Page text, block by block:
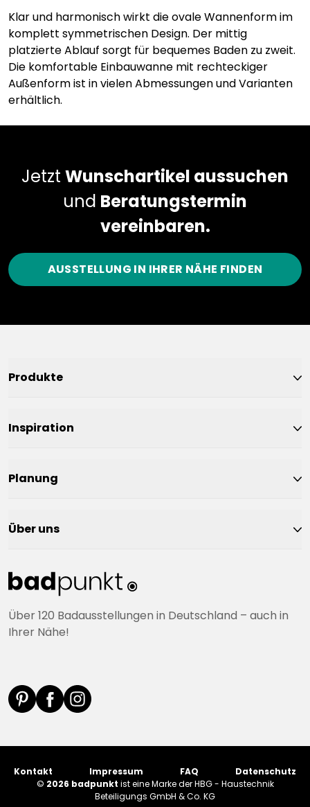
Klar und harmonisch wirkt die ovale Wannenform im
komplett symmetrischen Design. Der mittig
platzierte Ablauf sorgt für bequemes Baden zu zweit.
Die komfortable Einbauwanne mit rechteckiger
Außenform ist in vielen Abmessungen und Varianten
erhältlich.
Jetzt Wunschartikel aussuchen
und Beratungstermin
vereinbaren.
AUSSTELLUNG IN IHRER NÄHE FINDEN
Über 120 Badausstellungen in Deutschland – auch in
Ihrer Nähe!
Produkte
Inspiration
Planung
Über uns
© 2026 badpunkt ist eine Marke der HBG - Haustechnik
Beteiligungs GmbH & Co. KG
Kontakt Impressum FAQ Datenschutz